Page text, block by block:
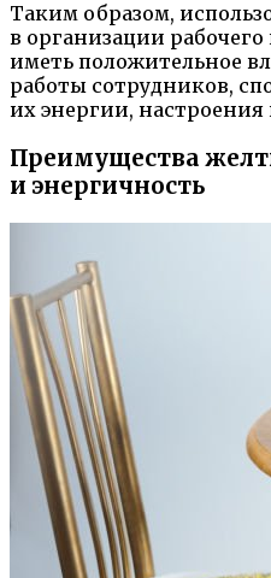
Таким образом,
в организации
иметь положительное
работы сотрудников,
их энергии,
Преимущества
и энергичность